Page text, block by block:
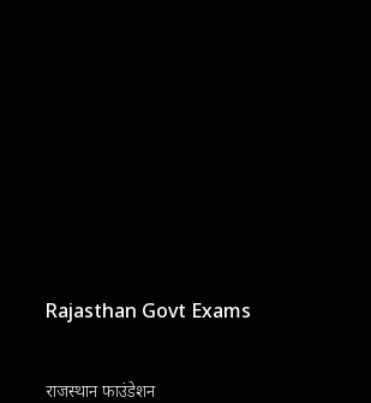
Rajasthan Govt Exams
राजस्थान फाउंडेशन